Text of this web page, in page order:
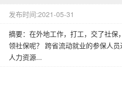
发布时间:2021-05-31
摘要：在外地工作，打工，交了社
领社保呢？ 跨省流动就业的参保人
人力资源...